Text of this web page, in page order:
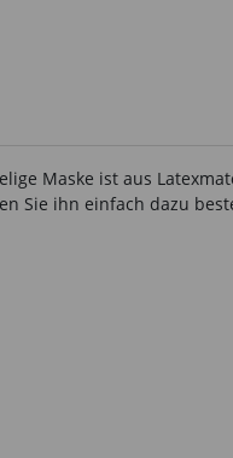
Maske ist aus
ihn einfach dazu